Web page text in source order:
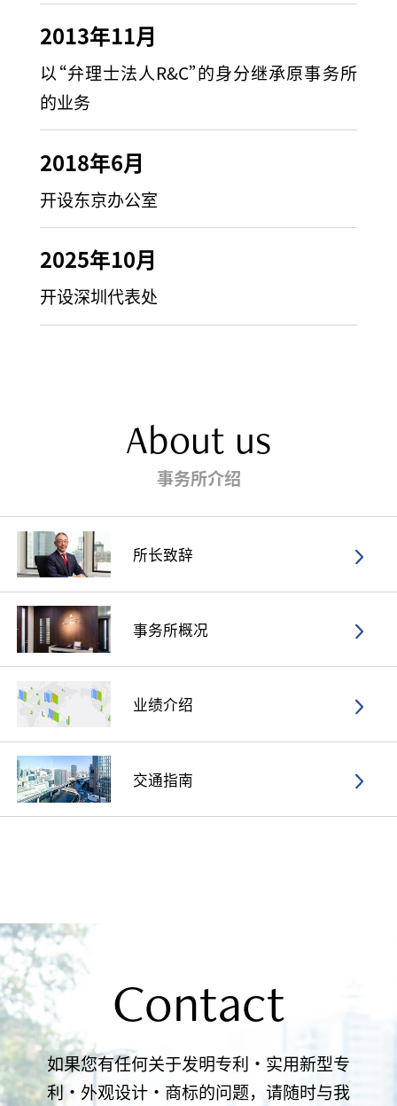
2013年11月
以“弁理士法人R&C”的身分继承原事务所
的业务
2018年6月
开设东京办公室
2025年10月
开设深圳代表处
About us
事务所介绍
所长致辞
事务所概况
业绩介绍
交通指南
Contact
如果您有任何关于发明专利・实用新型专
利・外观设计・商标的问题，请随时与我